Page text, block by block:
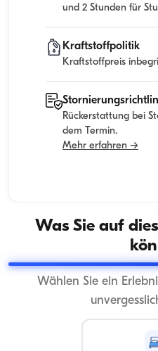
und 2 Stunden für
Kraftstoffpolitik
Kraftstoffpreis
Rückerstattung bei
dem Termin.
Mehr erfahren →
Was Sie auf
Wählen Sie ein